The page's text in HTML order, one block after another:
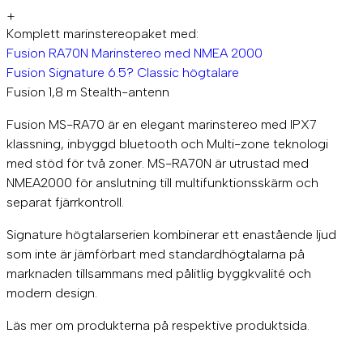
R
E
6
5
P
T
m
n
g
d
+
Komplett marinstereopaket med:
Fusion RA70N Marinstereo med NMEA 2000
Fusion Signature 6.5? Classic högtalare
Fusion 1,8 m Stealth-antenn
Fusion MS-RA70 är en elegant marinstereo med IPX7
klassning, inbyggd bluetooth och Multi-zone teknologi
med stöd för två zoner. MS-RA70N är utrustad med
NMEA2000 för anslutning till multifunktionsskärm och
separat fjärrkontroll.
Signature högtalarserien kombinerar ett enastående ljud
som inte är jämförbart med standardhögtalarna på
marknaden tillsammans med pålitlig byggkvalité och
modern design.
Läs mer om produkterna på respektive produktsida.